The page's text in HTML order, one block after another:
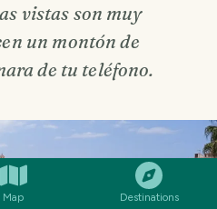
Map Destinations
vistas son muy
un montón de
de tu teléfono.
SHARE